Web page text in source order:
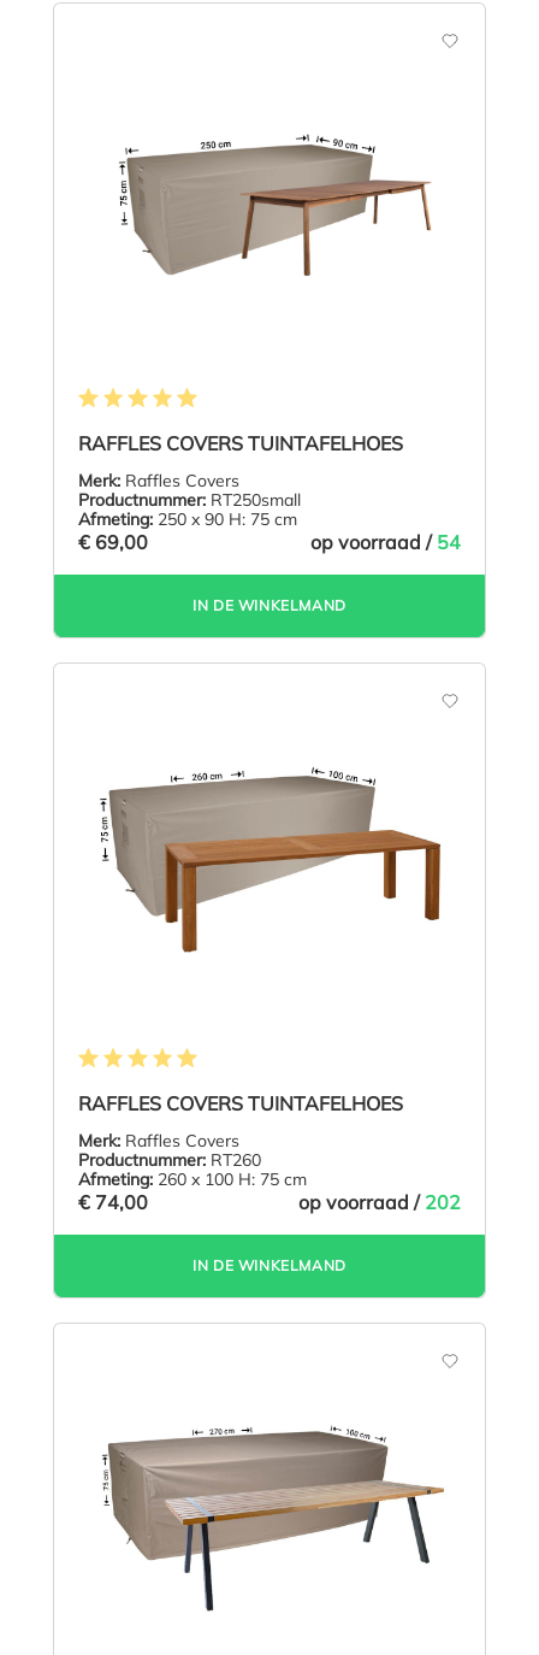
RAFFLES COVERS TUINTAFELHOES
Merk: Raffles Covers
Productnummer: RT250small
Afmeting: 250 x 90 H: 75 cm
€ 69,00 op voorraad / 54
IN DE WINKELMAND
RAFFLES COVERS TUINTAFELHOES
Merk: Raffles Covers
Productnummer: RT260
Afmeting: 260 x 100 H: 75 cm
€ 74,00 op voorraad / 202
IN DE WINKELMAND